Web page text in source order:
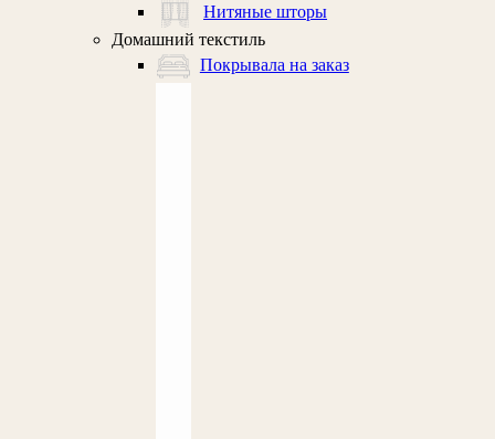
Нитяные шторы
Домашний текстиль
Покрывала на заказ